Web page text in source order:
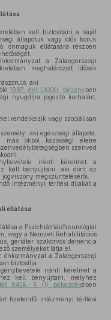
kell biztosítani a saját
állapotuk vagy idős koruk
önmaguk ellátására részben
a Zalaegerszegi
meghatározott Idősek
aki
1997. évi LXXXI. törvényben
nyugdíjra jogosító korhatárt,
rendelkezik vagy szociálisan
aki egészségi állapota,
más okból közösségi életre
szenved
iránti kérelmet a
kell benyújtani, aki dönt az
megszüntetéséről.
intézményi térítési díjakat a
ellátása
a Pszichiátriai/Neurológiai
vagy a Nemzeti Rehabilitációs
geriáter szakorvos demencia
személyeket látja el.
a Zalaegerszegi
biztosítja.
iránti kérelmet a
kell benyújtani, melyhez
84/A. § (1) bekezdésében
fizetendő intézményi térítési